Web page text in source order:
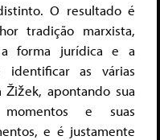
O resultado é
tradição marxista,
a forma jurídica e a
identificar as várias
apontando sua
e suas
e é justamente